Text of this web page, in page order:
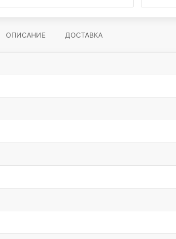
ОПИСАНИЕ ДОСТАВКА